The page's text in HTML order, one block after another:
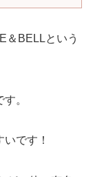
＆BELLという
。
です！